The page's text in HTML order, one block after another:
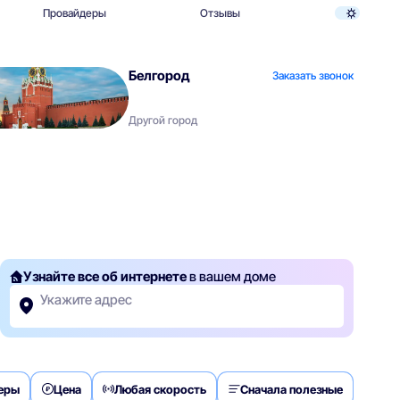
Провайдеры Отзывы
Белгород Заказать звонок
Другой город
Узнайте все об интернетев вашем доме
Укажите адрес
Цена Любая скорость Сначала полезные